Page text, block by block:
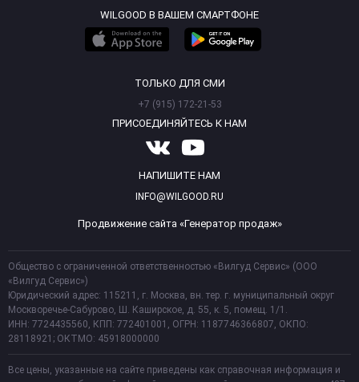
WILGOOD В ВАШЕМ СМАРТФОНЕ
ТОЛЬКО ДЛЯ СМИ
+7 (915) 172-21-53
ПРИСОЕДИНЯЙТЕСЬ К НАМ
НАПИШИТЕ НАМ
INFO@WILGOOD.RU
Продвижение сайта «Генератор продаж»
Общество с ограниченной ответственностью «Вилгуд Сервис» (ООО
«Вилгуд Сервис»)
Юридический адрес: 115211, г. Москва, вн. тер. г. муниципальный округ
Москворечье-Сабурово, Ш. Каширское, д. 55, к. 5, помещ. 1/1.
ИНН: 7724435560, КПП: 772401001, ОГРН: 1187746366807, ОКПО:
28118921; ОКТМО: 45918000000
Все цены, указанные на сайте приведены как справочная информация и